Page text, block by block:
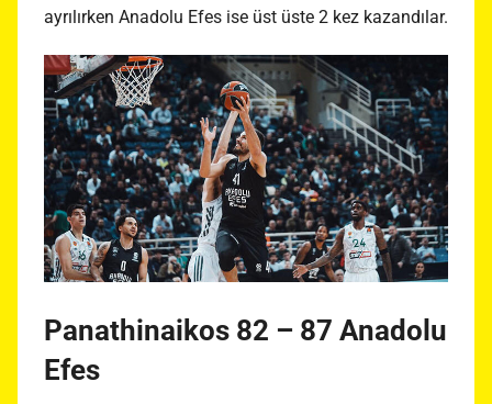
ayrılırken Anadolu Efes ise üst üste 2 kez kazandılar.
Panathinaikos 82 – 87 Anadolu
Efes